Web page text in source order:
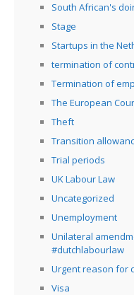
South African's
Stage
Startups in the
termination of
Termination of
The European
Theft
Transition
Trial periods
UK Labour Law
Uncategorized
Unemployment
Unilateral
#dutchlabourlaw
Urgent reason for
Visa